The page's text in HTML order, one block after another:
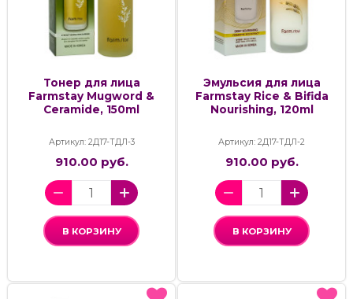
Тонер для лица
Farmstay Mugword &
Ceramide, 150ml
Артикул: 2Д17-ТДЛ-3
910.00 руб.
В КОРЗИНУ
Эмульсия для лица
Farmstay Rice & Bifida
Nourishing, 120ml
Артикул: 2Д17-ТДЛ-2
910.00 руб.
В КОРЗИНУ